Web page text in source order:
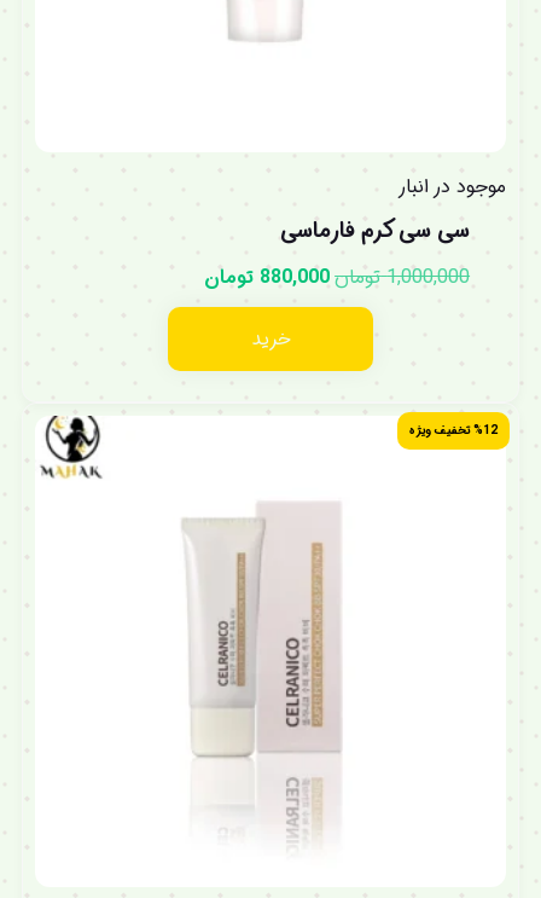
موجود در انبار
سی سی کرم فارماسی
1,000,000 تومان880,000 تومان
خرید
%12 تخفیف ویژه